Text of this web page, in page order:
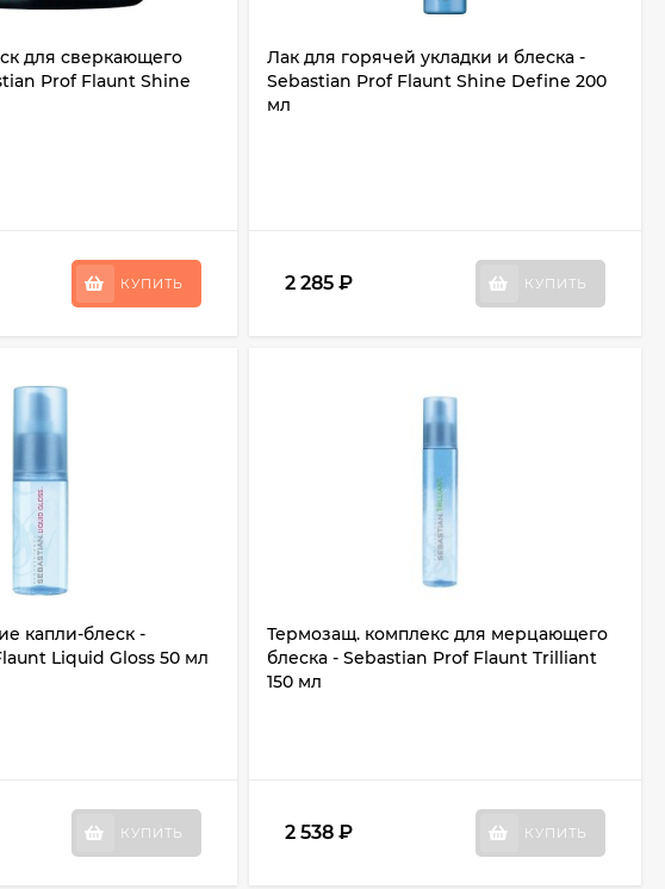
для сверкающего
Prof Flaunt Shine
КУПИТЬ
Лак для горячей укладки и блеска -
Sebastian Prof Flaunt Shine Define 200
мл
2 285 ₽ КУПИТЬ
капли-блеск -
Liquid Gloss 50 мл
КУПИТЬ
Термозащ. комплекс для мерцающего
блеска - Sebastian Prof Flaunt Trilliant
150 мл
2 538 ₽ КУПИТЬ